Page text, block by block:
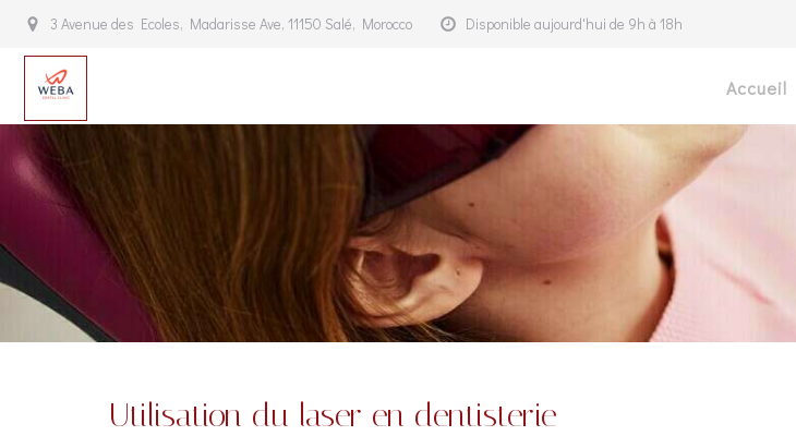
3 Avenue des Ecoles, Madarisse Ave, 11150 Salé, Morocco Disponible aujourd'hui de 9h à 18h
Accueil
Utilisation du laser en dentisterie